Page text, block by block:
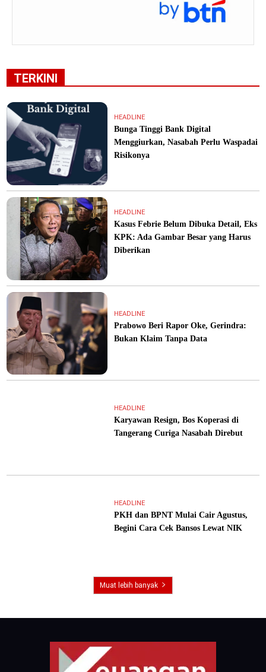
TERKINI
HEADLINE
Bunga Tinggi Bank Digital
Menggiurkan, Nasabah Perlu Waspadai
Risikonya
HEADLINE
Kasus Febrie Belum Dibuka Detail, Eks
KPK: Ada Gambar Besar yang Harus
Diberikan
HEADLINE
Prabowo Beri Rapor Oke, Gerindra:
Bukan Klaim Tanpa Data
HEADLINE
Karyawan Resign, Bos Koperasi di
Tangerang Curiga Nasabah Direbut
HEADLINE
PKH dan BPNT Mulai Cair Agustus,
Begini Cara Cek Bansos Lewat NIK
Muat lebih banyak